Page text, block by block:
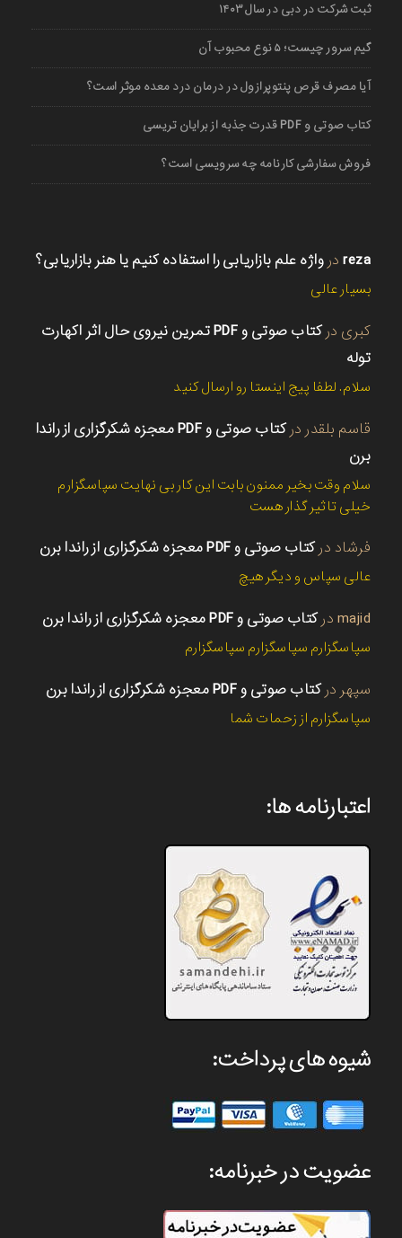
ثبت شرکت در دبی در سال ۱۴۰۳
گیم سرور چیست؛ ۵ نوع محبوب آن
آیا مصرف قرص پنتوپرازول در درمان درد معده موثر است؟
کتاب صوتی و PDF قدرت جذبه از برایان تریسی
فروش سفارشی کارنامه چه سرویسی است؟
reza در واژه علم بازاریابی را استفاده کنیم یا هنر بازاریابی؟
بسیار عالی
کبری در
کتاب صوتی و PDF تمرین نیروی حال اثر اکهارت
توله
سلام. لطفا پیج اینستا رو ارسال کنید
قاسم بلقدر در
کتاب صوتی و PDF معجزه شکرگزاری از راندا
برن
سلام وقت بخیر ممنون بابت این کار بی نهایت سپاسگزارم
خیلی تاثیر گذار هست
فرشاد درکتاب صوتی و PDF معجزه شکرگزاری از راندا برن
عالی سپاس و دیگر هیچ
majid درکتاب صوتی و PDF معجزه شکرگزاری از راندا برن
سپاسگزارم سپاسگزارم سپاسگزارم
سپهر درکتاب صوتی و PDF معجزه شکرگزاری از راندا برن
سپاسگزارم از زحمات شما
اعتبارنامه ها:
شیوه های پرداخت:
عضویت در خبرنامه: